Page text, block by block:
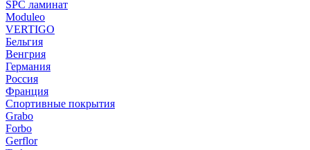
SPC ламинат
Moduleo
VERTIGO
Бельгия
Венгрия
Германия
Россия
Франция
Спортивные покрытия
Grabo
Forbo
Gerflor